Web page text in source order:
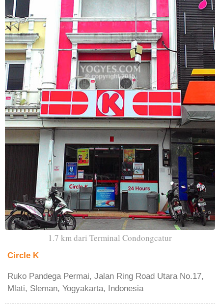
1.7 km dari Terminal Condongcatur
Circle K
Ruko Pandega Permai, Jalan Ring Road Utara No.17,
Mlati, Sleman, Yogyakarta, Indonesia